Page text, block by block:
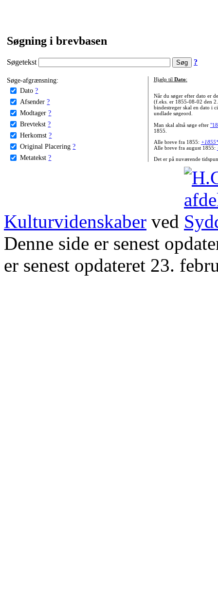
Søgning i brevbasen
Søgetekst ?
Søge-afgrænsning:
Dato ?
Afsender ?
Modtager ?
Brevtekst ?
Herkomst ?
Original Placering ?
Metatekst ?
Hjælp til Dato:
Når du søger efter dato er
(f.eks. er 1855-08-02 den
bindestreger skal en dato i
undlade søgeord.
Man skal altså søge efter
1855.
Alle breve fra 1855:
Alle breve fra august 1855:
Det er på nuværende
Kulturvidenskaber ved
Denne side er senest
er senest opdateret 23.